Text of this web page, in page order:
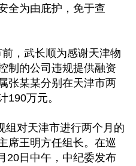
全为由庇护，免于查
，武长顺为感谢天津物
制的公司违规提供融资
张某某分别在天津市两
190万元。
组对天津市进行两个月的
席王明方任组长。在巡
20日中午，中纪委发布